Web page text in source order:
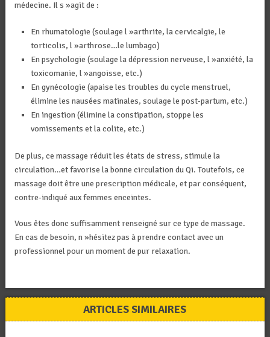
médecine. Il s »agit de :
En rhumatologie (soulage l »arthrite, la cervicalgie, le
torticolis, l »arthrose…le lumbago)
En psychologie (soulage la dépression nerveuse, l »anxiété, la
toxicomanie, l »angoisse, etc.)
En gynécologie (apaise les troubles du cycle menstruel,
élimine les nausées matinales, soulage le post-partum, etc.)
En ingestion (élimine la constipation, stoppe les
vomissements et la colite, etc.)
De plus, ce massage réduit les états de stress, stimule la
circulation…et favorise la bonne circulation du Qi. Toutefois, ce
massage doit être une prescription médicale, et par conséquent,
contre-indiqué aux femmes enceintes.
Vous êtes donc suffisamment renseigné sur ce type de massage.
En cas de besoin, n »hésitez pas à prendre contact avec un
professionnel pour un moment de pur relaxation.
ARTICLES SIMILAIRES